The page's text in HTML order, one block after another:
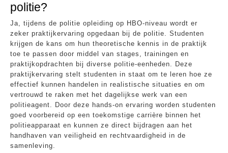
politie?
Ja, tijdens de politie opleiding op HBO-niveau wordt er
zeker praktijkervaring opgedaan bij de politie. Studenten
krijgen de kans om hun theoretische kennis in de praktijk
toe te passen door middel van stages, trainingen en
praktijkopdrachten bij diverse politie-eenheden. Deze
praktijkervaring stelt studenten in staat om te leren hoe ze
effectief kunnen handelen in realistische situaties en om
vertrouwd te raken met het dagelijkse werk van een
politieagent. Door deze hands-on ervaring worden studenten
goed voorbereid op een toekomstige carrière binnen het
politieapparaat en kunnen ze direct bijdragen aan het
handhaven van veiligheid en rechtvaardigheid in de
samenleving.